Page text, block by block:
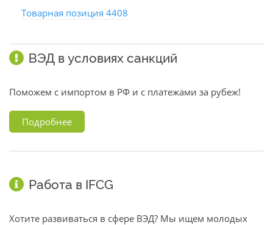
Товарная позиция 4408
ВЭД в условиях санкций
Поможем с импортом в РФ и с платежами за рубеж!
Подробнее
Работа в IFCG
Хотите развиваться в сфере ВЭД? Мы ищем молодых